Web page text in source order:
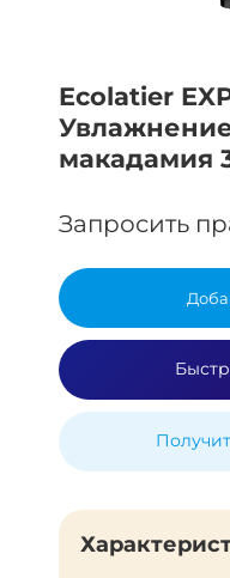
Ecolatier
макадамия
Запросить